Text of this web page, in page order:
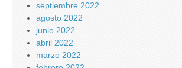
septiembre 2022
agosto 2022
junio 2022
abril 2022
marzo 2022